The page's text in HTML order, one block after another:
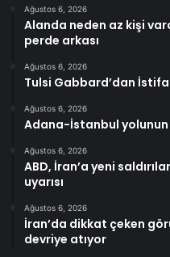
Ağustos 6, 2026
Alanda neden az kişi
perde arkası
Ağustos 6, 2026
Tulsi Gabbard’dan İstifa
Ağustos 6, 2026
Adana-İstanbul
Ağustos 6, 2026
ABD, İran’a yeni
uyarısı
Ağustos 6, 2026
İran’da dikkat çeken
devriye atıyor